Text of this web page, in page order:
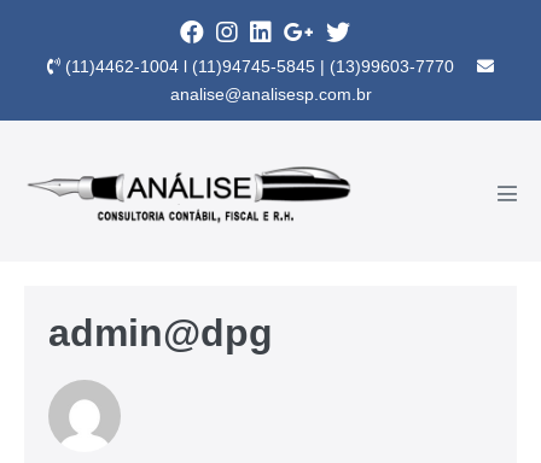
(11)4462-1004 l (11)94745-5845 | (13)99603-7770
analise@analisesp.com.br
admin@dpg